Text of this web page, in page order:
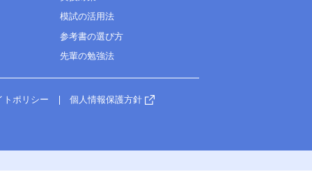
模試の活用法
参考書の選び方
先輩の勉強法
トポリシー 個人情報保護方針